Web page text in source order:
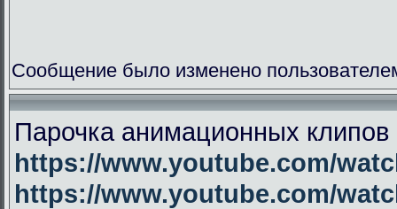
Сообщение было изменено
Парочка анимационных
https://www.youtube.com/
https://www.youtube.com/